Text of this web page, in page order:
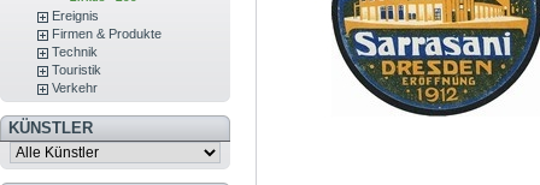
Ereignis
Firmen & Produkte
Technik
Touristik
Verkehr
KÜNSTLER